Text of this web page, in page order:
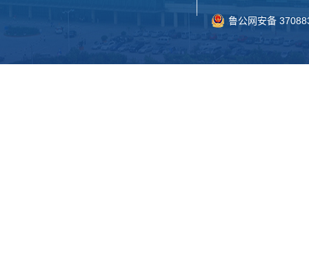
鲁公网安备